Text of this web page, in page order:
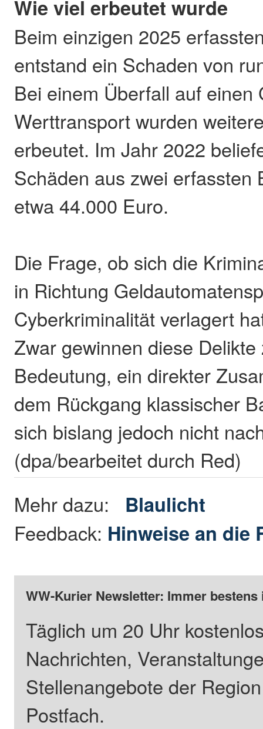
Wie viel erbeutet wurde
Beim einzigen 2025
entstand ein Schaden von
Bei einem Überfall auf einen
Werttransport wurden
erbeutet. Im Jahr 2022
Schäden aus zwei erfassten
etwa 44.000 Euro.
Die Frage, ob sich die
in Richtung
Cyberkriminalität verlagert
Zwar gewinnen diese
Bedeutung, ein direkter
dem Rückgang klassischer
sich bislang jedoch nicht
(dpa/bearbeitet durch Red)
Mehr dazu: Blaulicht
Feedback: Hinweise an die
WW-Kurier Newsletter: Immer
Täglich um 20 Uhr
Nachrichten,
Stellenangebote der
Postfach.